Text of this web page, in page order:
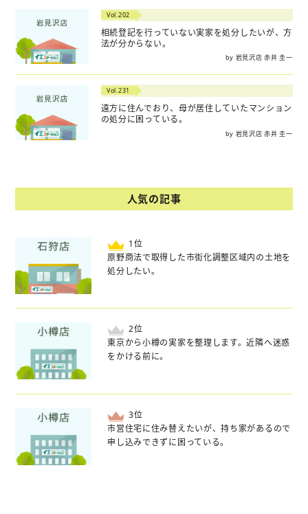
Vol.202
相続登記を行っていない実家を処分したいが、方
法が分からない。
by 岩見沢店 赤井 圭一
Vol.231
遠方に住んでおり、母が居住していたマンション
の処分に困っている。
by 岩見沢店 赤井 圭一
人気の記事
位
原野商法で取得した市街化調整区域内の土地を
処分したい。
位
東京から小樽の実家を整理します。近隣へ迷惑
をかける前に。
位
市営住宅に住み替えたいが、持ち家があるので
申し込みできずに困っている。